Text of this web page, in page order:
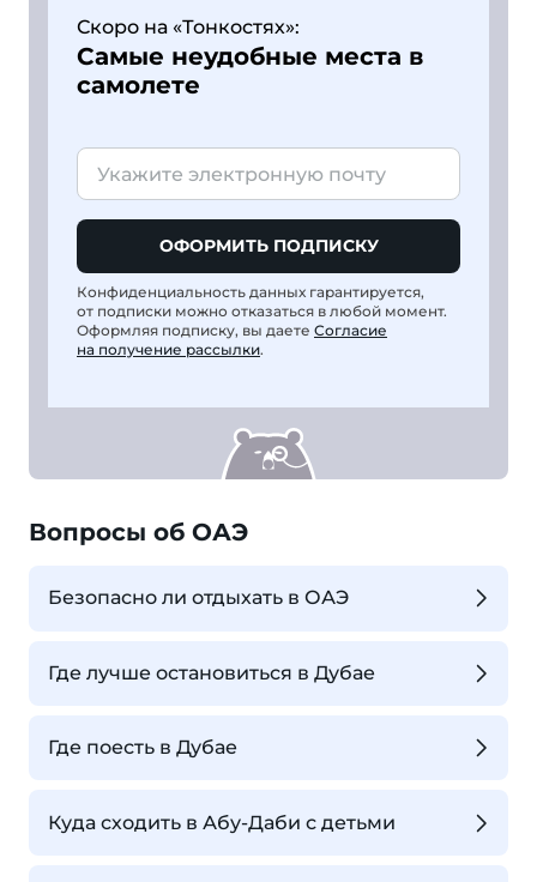
Скоро на «Тонкостях»:
Самые неудобные места в
самолете
ОФОРМИТЬ ПОДПИСКУ
Конфиденциальность данных гарантируется,
от подписки можно отказаться в любой момент.
Оформляя подписку, вы даете Согласие
на получение рассылки.
Вопросы об ОАЭ
Безопасно ли отдыхать в ОАЭ
Где лучше остановиться в Дубае
Где поесть в Дубае
Куда сходить в Абу-Даби с детьми